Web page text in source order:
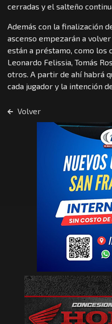
cerradas y el salteño
Además con la finalización
ascenso empezarán a
están a préstamo, como los
Leonardo Felissia, Tomás
otros. A partir de ahí habrá
cada jugador y la intención
Volver